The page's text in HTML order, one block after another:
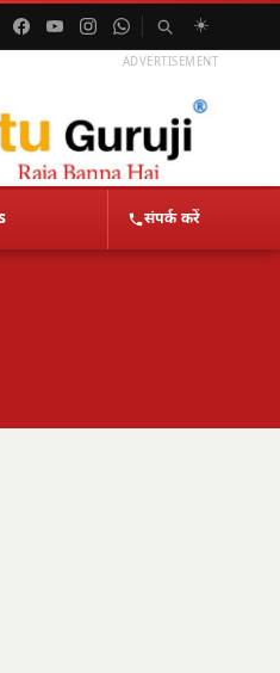
☀️
ADVERTISEMENT
संपर्क करें